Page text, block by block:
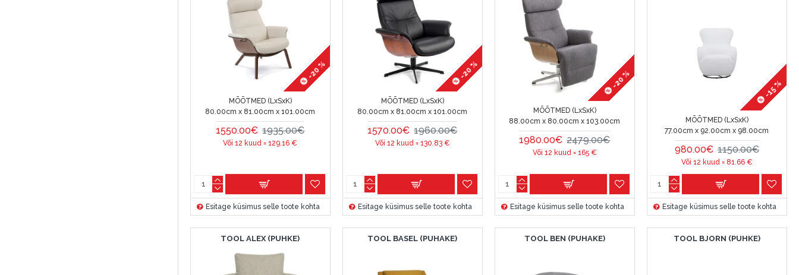
-20 %
MÕÕTMED (LxSxK)
80.00cm x 81.00cm x 101.00cm
1550.00€ 1935.00€
Või 12 kuud =129.16 €
Esitage küsimus selle toote kohta
-20 %
MÕÕTMED (LxSxK)
80.00cm x 81.00cm x 101.00cm
1570.00€ 1960.00€
Või 12 kuud = 130.83€
Esitage küsimus selle toote kohta
-20 %
MÕÕTMED (LxSxK)
88.00cm x 80.00cm x 103.00cm
1980.00€ 2479.00€
Või 12 kuud = 165€
Esitage küsimus selle toote kohta
-15 %
MÕÕTMED (LxSxK)
77.00cm x 92.00cm x 98.00cm
980.00€ 1150.00€
Või 12 kuud = 81.66€
Esitage küsimus selle toote kohta
TOOL ALEX (PUHKE) TOOL BASEL (PUHAKE) TOOL BEN (PUHAKE) TOOL BJORN (PUHKE)